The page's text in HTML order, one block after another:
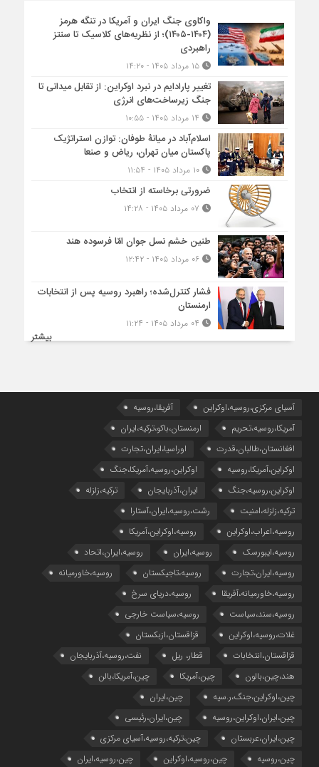
واکاوی جنگ ایران و آمریکا در تنگه هرمز
(۱۴۰۴-۱۴۰۵)؛ از نظریه‌های کلاسیک تا سنتز
راهبردی
۱۵ مرداد ۱۴۰۵ - ۱۴:۲۰
تغییر پارادایم در نبرد اوکراین: از تقابل میدانی تا
جنگ زیرساخت‌های انرژی
اسلام‌آباد در میانۀ طوفان: توازن استراتژیک
پاکستان میان تهران، ریاض و صنعا
۱۰ مرداد ۱۴۰۵ - ۱۱:۵۴
ضرورتی برخاسته از انتخاب
طنین خشم نسل جوان امّا فرسوده هند
۰۶ مرداد ۱۴۰۵ - ۱۲:۴۲
فشار کنترل‌شده؛ راهبرد روسیه پس از انتخابات
ارمنستان
بیشتر
آسیای مرکزی،روسیه،اوکراین
آفریقا،روسیه
آمریکا،روسیه،تحریم
ارمنستان،باکو،ترکیه،ایران
افغانستان،طالبان،قدرت
اوراسیا،ایران،تجارت
اوکراین،آمریکا،روسیه
اوکراین،روسیه،آمریکا،جنگ
اوکراین،روسیه،جنگ
ایران،آذربایجان
ترکیه،زلزله
ترکیه،زلزله،امنیت
رشت،روسیه،ایران،آستارا
روسیه،اعراب،اوکراین
روسیه،اوکراین،آمریکا
روسیه،ایبورسک
روسیه،ایران
روسیه،ایران،اتحاد
روسیه،ایران،تجارت
روسیه،تاجیکستان
روسیه،خاورمیانه
روسیه،خاورمیانه،آفریقا
روسیه،دریای سرخ
روسیه،سند،سیاست
روسیه،سیاست خارجی
غلات،روسیه،اوکراین
قزاقستان،ازبکستان
قزاقستان،انتخابات
قطار، ریل
نفت،روسیه،آذربایجان
هند،چین،بالون
چین،آمریکا
چین،آمریکا،بالن
چین،اوکراین،جنگ،ر.سیه
چین،ایران
چین،ایران،اوکراین،روسیه
چین،ایران،رئیسی
چین،ایران،عربستان
چین،ترکیه،روسیه،آسیای مرکزی
چین،روسیه
چین،روسیه،اوکراین چین،روسیه،ایران